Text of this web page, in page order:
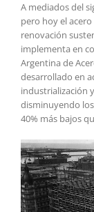
A mediados del
pero hoy el
renovación
implementa en
Argentina de
desarrollado en
industrialización
disminuyendo
40% más bajos